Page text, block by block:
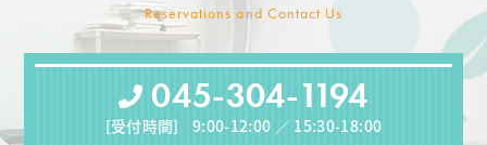
045-304-1194
[受付時間] 9:00-12:00 ／ 15:30-18:00